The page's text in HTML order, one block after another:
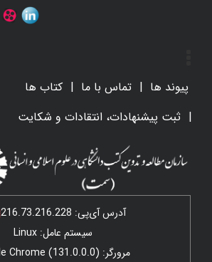
پیوند ها تماس با ما
کتاب ها
ثبت پیشنهادات، انتقادات و شکایت
آدرس آی‌پی: 216.73.216.228
سیستم عامل: Linux
مرورگر: Google Chrome (131.0.0.0)